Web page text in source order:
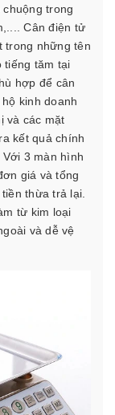
trong
Cân điện tử
trong những tên
tiếng tăm tại
hợp để cân
kinh doanh
và các mặt
kết quả chính
Với 3 màn hình
giá và tổng
thừa trả lại.
từ kim loại
và dễ vệ